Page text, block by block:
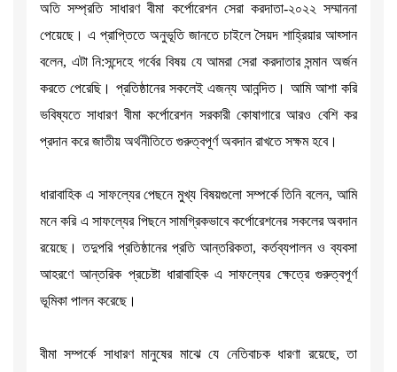
অতি সম্প্রতি সাধারণ বীমা কর্পোরেশন সেরা করদাতা-২০২২ সম্মাননা
পেয়েছে। এ প্রাপ্তিতে অনুভূতি জানতে চাইলে সৈয়দ শাহ্রিয়ার আহ্সান
বলেন, এটা নি:সন্দেহে গর্বের বিষয় যে আমরা সেরা করদাতার সন্মান অর্জন
করতে পেরেছি। প্রতিষ্ঠানের সকলেই এজন্য আনন্দিত। আমি আশা করি
ভবিষ্যতে সাধারণ বীমা কর্পোরেশন সরকারী কোষাগারে আরও বেশি কর
প্রদান করে জাতীয় অর্থনীতিতে গুরুত্বপূর্ণ অবদান রাখতে সক্ষম হবে।
ধারাবাহিক এ সাফল্যের পেছনে মুখ্য বিষয়গুলো সম্পর্কে তিনি বলেন, আমি
মনে করি এ সাফল্যের পিছনে সামগ্রিকভাবে কর্পোরেশনের সকলের অবদান
রয়েছে। তদুপরি প্রতিষ্ঠানের প্রতি আন্তরিকতা, কর্তব্যপালন ও ব্যবসা
আহরণে আন্তরিক প্রচেষ্টা ধারাবাহিক এ সাফল্যের ক্ষেত্রে গুরুত্বপূর্ণ
ভূমিকা পালন করেছে।
বীমা সম্পর্কে সাধারণ মানুষের মাঝে যে নেতিবাচক ধারণা রয়েছে, তা